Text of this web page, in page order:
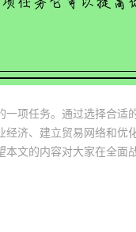
项任务。通过选择合适
济、建立贸易网络和优
文的内容对大家在全面